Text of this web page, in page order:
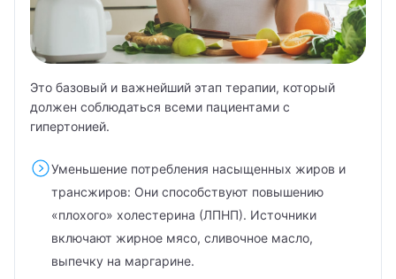
Это базовый и важнейший этап терапии, который
должен соблюдаться всеми пациентами с
гипертонией.
Уменьшение потребления насыщенных жиров и
трансжиров: Они способствуют повышению
«плохого» холестерина (ЛПНП). Источники
включают жирное мясо, сливочное масло,
выпечку на маргарине.